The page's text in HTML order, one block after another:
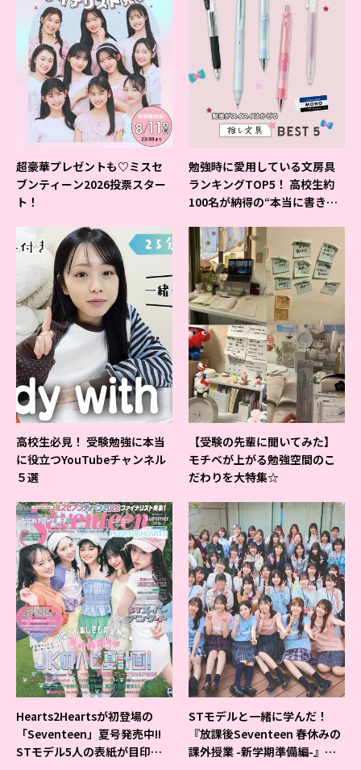
超豪華プレゼントも♡ミスセ
ブンティーン2026投票スター
ト！
勉強時に愛用している文房具
ランキングTOP5！ 高校生約
100名が納得の“本当に書きや
高校生必見！ 受験勉強に本当
に役立つYouTubeチャンネル
５選
【受験の先輩に聞いてみた】
モチベが上がる勉強空間のこ
だわりを大特集☆
Hearts2Heartsが初登場の
「Seventeen」夏号発売中!!
STモデル5人の表紙が目印だ
STモデルと一緒に学んだ！
『放課後Seventeen 春休みの
課外授業 -新学期準備編-』イ